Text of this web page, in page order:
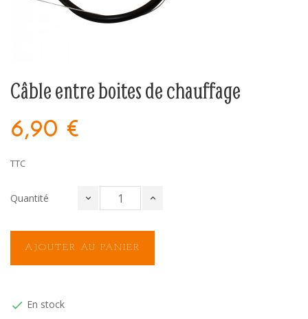
Câble entre boites de chauffage
6,90 €
TTC
Quantité
AJOUTER AU PANIER
 En stock